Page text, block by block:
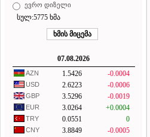
ევრო დიზელი
სულ:5775 ხმა
07.08.2026
AZN 1.5426 -0.0004
USD 2.6223 -0.0006
GBP 3.5296 -0.0019
EUR 3.0264 +0.0004
TRY 0.0551 0
CNY 3.8849 -0.0005